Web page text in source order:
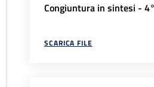
Congiuntura in sintesi -
SCARICA FILE